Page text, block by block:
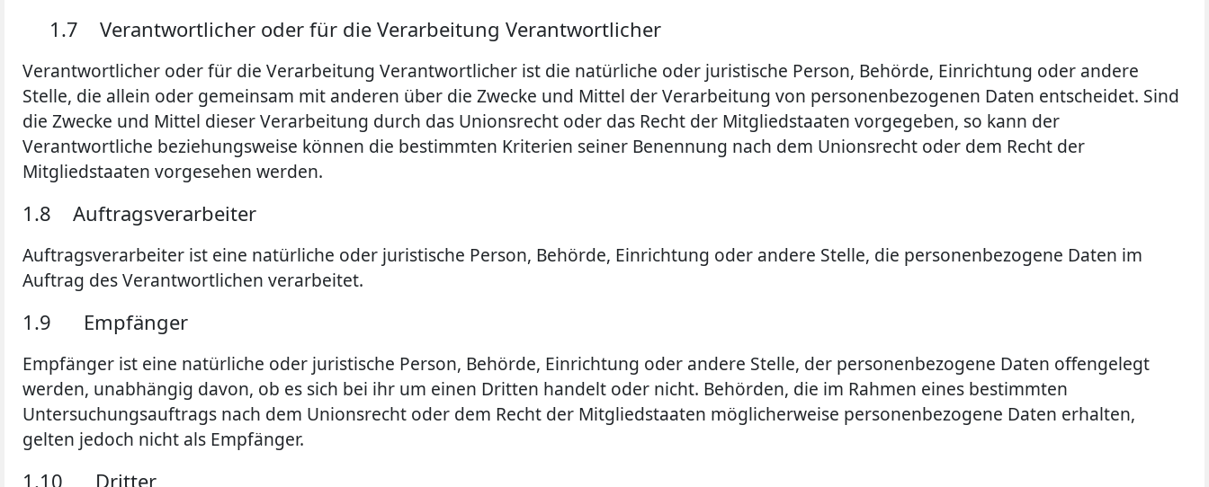
1.7 Verantwortlicher oder für die Verarbeitung Verantwortlicher
Verantwortlicher oder für die Verarbeitung Verantwortlicher ist die natürliche oder juristische Person, Behörde, Einrichtung oder andere
Stelle, die allein oder gemeinsam mit anderen über die Zwecke und Mittel der Verarbeitung von personenbezogenen Daten entscheidet. Sind
die Zwecke und Mittel dieser Verarbeitung durch das Unionsrecht oder das Recht der Mitgliedstaaten vorgegeben, so kann der
Verantwortliche beziehungsweise können die bestimmten Kriterien seiner Benennung nach dem Unionsrecht oder dem Recht der
Mitgliedstaaten vorgesehen werden.
1.8 Auftragsverarbeiter
Auftragsverarbeiter ist eine natürliche oder juristische Person, Behörde, Einrichtung oder andere Stelle, die personenbezogene Daten im
Auftrag des Verantwortlichen verarbeitet.
1.9 Empfänger
Empfänger ist eine natürliche oder juristische Person, Behörde, Einrichtung oder andere Stelle, der personenbezogene Daten offengelegt
werden, unabhängig davon, ob es sich bei ihr um einen Dritten handelt oder nicht. Behörden, die im Rahmen eines bestimmten
Untersuchungsauftrags nach dem Unionsrecht oder dem Recht der Mitgliedstaaten möglicherweise personenbezogene Daten erhalten,
gelten jedoch nicht als Empfänger.
1.10 Dritter